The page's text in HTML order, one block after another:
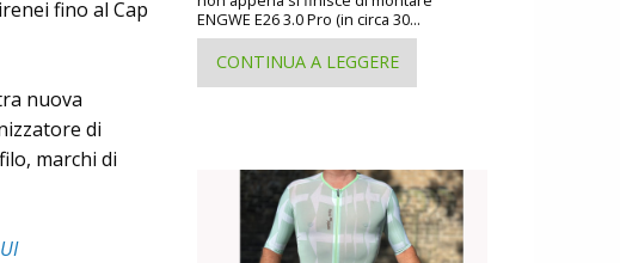
fino al Cap
nuova
di
marchi di
ENGWE E26 3.0 Pro (in circa 30...
CONTINUA A LEGGERE